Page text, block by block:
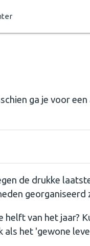
ga je voor een
de drukke
georganiseerd
van het jaar?
als het 'gewone